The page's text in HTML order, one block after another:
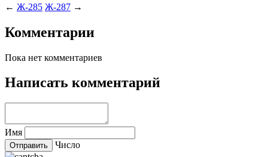
← Ж-285 Ж-287 →
Комментарии
Пока нет комментариев
Написать комментарий
Имя
Число